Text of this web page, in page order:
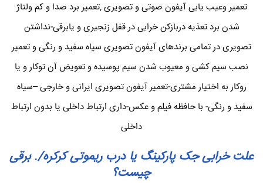
تعمیر وعیب یابی آیفون صوتی و تصویری ,تعمیر برد صدا و کم ولتاژ
شدن برد تعذیه دربازکن خرابی در قفل زنجیری و یابرقی-نداشتن
تصویری در تمامی برندهای آیفون تصویری سیاه سفید و رنگی و تعمیر
نصب سیم کشی و معیوب شدن سیم پوسیده و تعویض آن توکار و یا
روکار به اختیار مشتری-تعمیر آیفون تصویری ایرانی و خارجی –سیاه
سفید و رنگی- با حافظه فیلم و عکس-داری ارتباط داخلی یا بدون ارتباط
داخلی
علت خرابی جک پارکینگ یا درب ریموتی کرکره/. برقی
چیست؟